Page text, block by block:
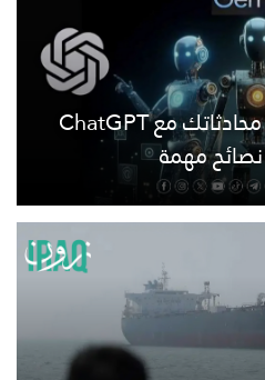
كيف تحمي خصوصية محادثاتك مع ChatGPT